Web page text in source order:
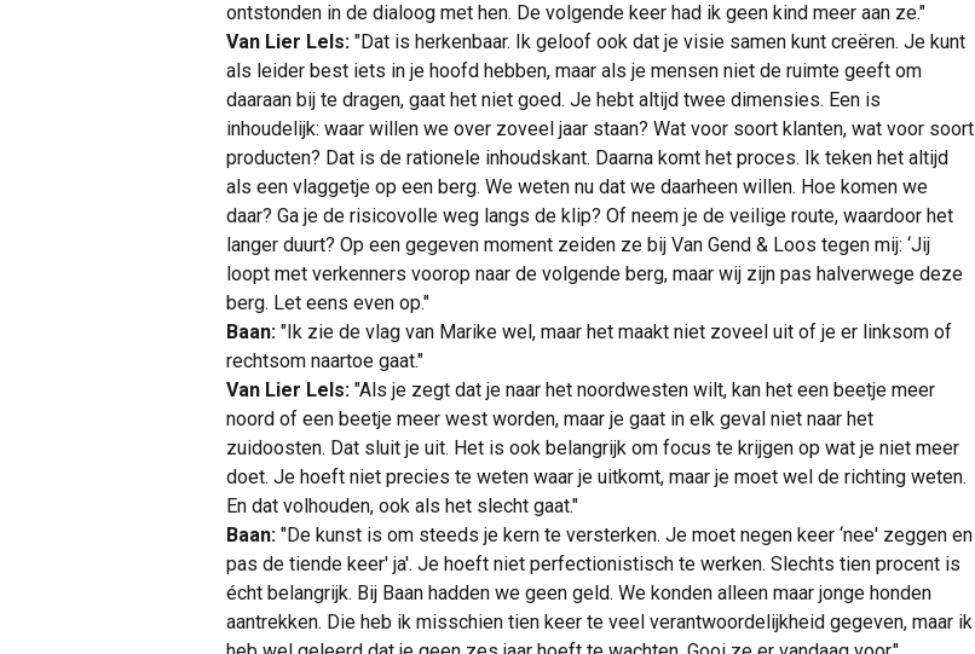
ontstonden in de dialoog met hen. De volgende keer had ik geen kind meer aan ze."
Van Lier Lels: "Dat is herkenbaar. Ik geloof ook dat je visie samen kunt creëren. Je kunt
als leider best iets in je hoofd hebben, maar als je mensen niet de ruimte geeft om
daaraan bij te dragen, gaat het niet goed. Je hebt altijd twee dimensies. Een is
inhoudelijk: waar willen we over zoveel jaar staan? Wat voor soort klanten, wat voor soort
producten? Dat is de rationele inhoudskant. Daarna komt het proces. Ik teken het altijd
als een vlaggetje op een berg. We weten nu dat we daarheen willen. Hoe komen we
daar? Ga je de risicovolle weg langs de klip? Of neem je de veilige route, waardoor het
langer duurt? Op een gegeven moment zeiden ze bij Van Gend & Loos tegen mij: ‘Jij
loopt met verkenners voorop naar de volgende berg, maar wij zijn pas halverwege deze
berg. Let eens even op."
Baan: "Ik zie de vlag van Marike wel, maar het maakt niet zoveel uit of je er linksom of
rechtsom naartoe gaat."
Van Lier Lels: "Als je zegt dat je naar het noordwesten wilt, kan het een beetje meer
noord of een beetje meer west worden, maar je gaat in elk geval niet naar het
zuidoosten. Dat sluit je uit. Het is ook belangrijk om focus te krijgen op wat je niet meer
doet. Je hoeft niet precies te weten waar je uitkomt, maar je moet wel de richting weten.
En dat volhouden, ook als het slecht gaat."
Baan: "De kunst is om steeds je kern te versterken. Je moet negen keer ‘nee' zeggen en
pas de tiende keer' ja'. Je hoeft niet perfectionistisch te werken. Slechts tien procent is
écht belangrijk. Bij Baan hadden we geen geld. We konden alleen maar jonge honden
aantrekken. Die heb ik misschien tien keer te veel verantwoordelijkheid gegeven, maar ik